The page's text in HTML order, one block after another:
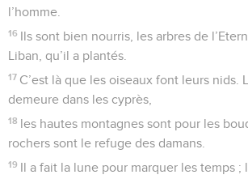
l’homme.
16 Ils sont bien nourris, les arbres de
Liban, qu’il a plantés.
17 C’est là que les oiseaux font leurs nids.
demeure dans les cyprès,
18 les hautes montagnes sont pour les
rochers sont le refuge des damans.
19 Il a fait la lune pour marquer les temps ;